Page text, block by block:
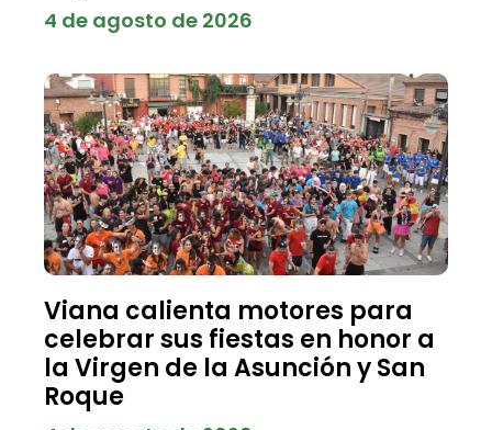
4 de agosto de 2026
Viana calienta motores para
celebrar sus fiestas en honor a
la Virgen de la Asunción y San
Roque